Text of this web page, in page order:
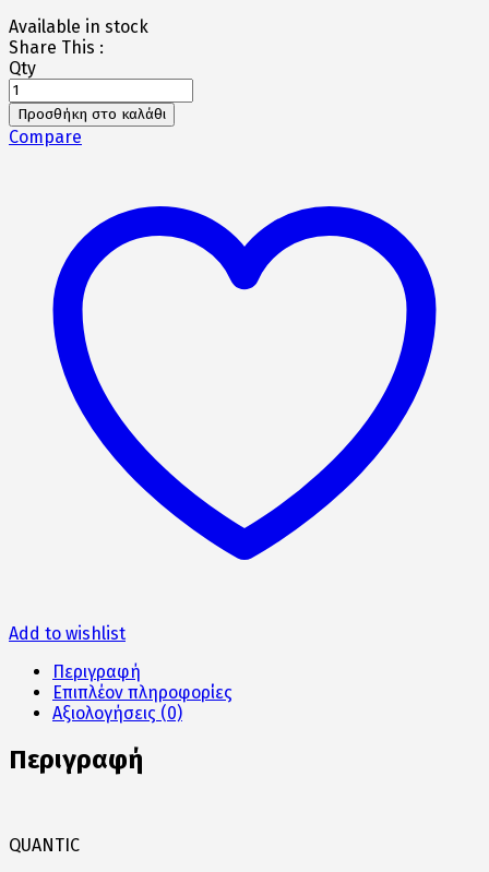
was:
679€.
τιμή
είναι:
Available in stock
Share This :
Qty
QUANTIC
MODERN
GREY
ποσότητα
Προσθήκη στο καλάθι
Compare
Add to wishlist
Περιγραφή
Επιπλέον πληροφορίες
Αξιολογήσεις (0)
Περιγραφή
QUANTIC